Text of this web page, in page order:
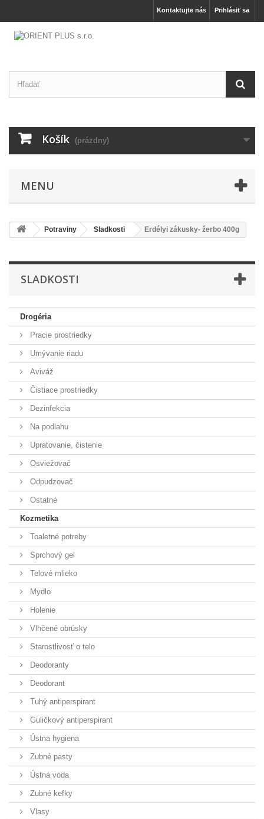
Prihlásiť sa
Kontaktujte nás
Košík (prázdny)
MENU
Potraviny Sladkosti Erdélyi zákusky- žerbo 400g
SLADKOSTI
Drogéria
Pracie prostriedky
Umývanie riadu
Aviváž
Čistiace prostriedky
Dezinfekcia
Na podlahu
Upratovanie, čistenie
Osviežovač
Odpudzovač
Ostatné
Kozmetika
Toaletné potreby
Sprchový gel
Telové mlieko
Mydlo
Holenie
Vlhčené obrúsky
Starostlivosť o telo
Deodoranty
Deodorant
Tuhý antiperspirant
Guličkový antiperspirant
Ústna hygiena
Zubné pasty
Ústná voda
Zubné kefky
Vlasy